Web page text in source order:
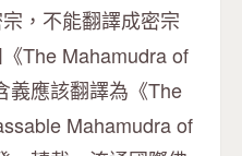
，不能翻譯成密宗
The Mahamudra of
義應該翻譯為《The
Mahamudra of